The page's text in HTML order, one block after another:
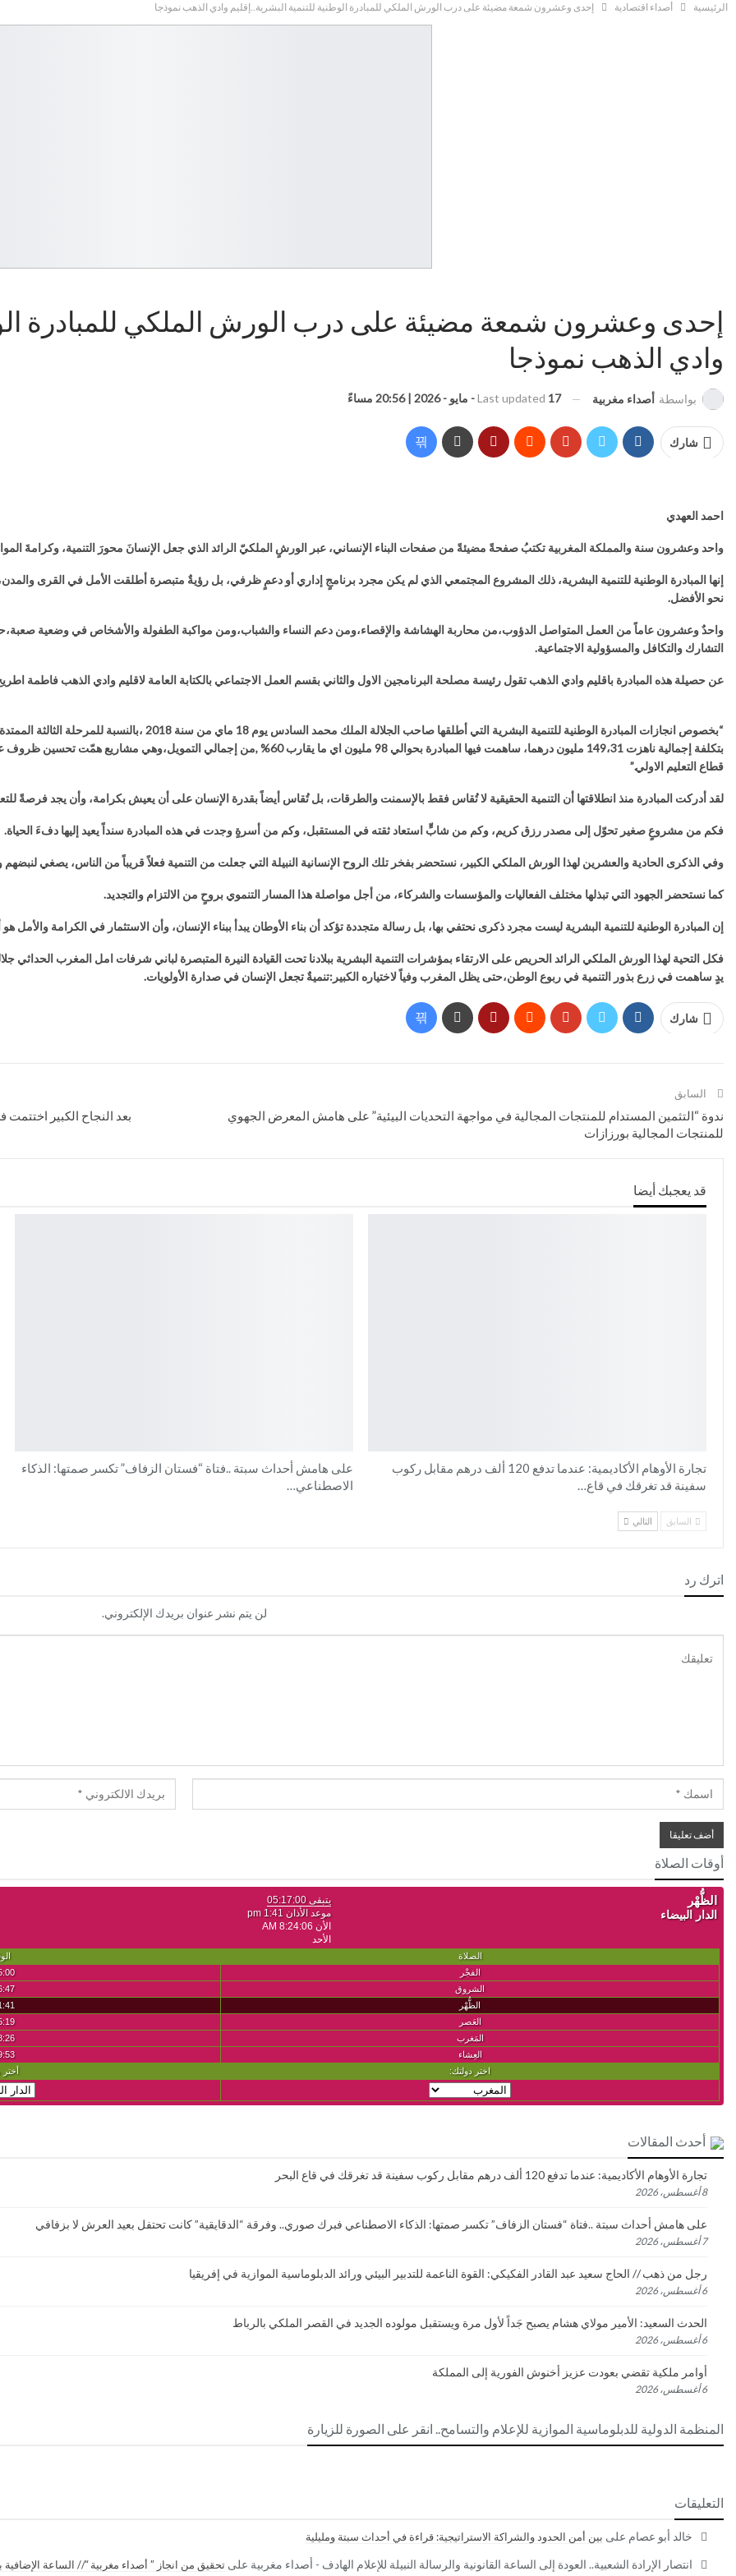
الرئيسية أصداء اقتصادية إحدى وعشرون شمعة مضيئة على درب الورش الملكي للمبادرة الوطنية للتنمية البشرية..إقليم وادي الذهب نموذجا
إحدى وعشرون شمعة مضيئة على درب الورش الملكي للمبادرة
وادي الذهب نموذجا
بواسطة أصداء مغربية Last updated 17 - مايو - 2026 | 20:56 مساءً
شارك
احمد العهدي
واحد وعشرون سنة والمملكة المغربية تكتبُ صفحةً مضيئةً من صفحات البناء الإنساني، عبر الورشٍ الملكيّ الرائد الذي جعل الإنسانَ محورَ التنمية، وكرامةَ
إنها المبادرة الوطنية للتنمية البشرية، ذلك المشروع المجتمعي الذي لم يكن مجرد برنامجٍ إداري أو دعمٍ ظرفي، بل رؤيةٌ متبصرة أطلقت الأمل في القرى
نحو الأفضل.
واحدٌ وعشرون عاماً من العمل المتواصل الدؤوب،من محاربة الهشاشة والإقصاء،ومن دعم النساء والشباب،ومن مواكبة الطفولة والأشخاص في وضعية
التشارك والتكافل والمسؤولية الاجتماعية.
عن حصيلة هذه المبادرة باقليم وادي الذهب تقول رئيسة مصلحة البرنامجين الاول والثاني بقسم العمل الاجتماعي بالكتابة العامة لاقليم وادي الذهب فاطمة
بتكلفة إجمالية ناهزت 149،31 مليون درهما، ساهمت فيها المبادرة بحوالي 98 مليون اي ما
قطاع التعليم الاولي.”
لقد أدركت المبادرة منذ انطلاقتها أن التنمية الحقيقية لا تُقاس فقط بالإسمنت والطرقات، بل تُقاس أيضاً بقدرة الإنسان على أن يعيش بكرامة، وأن يجد فرصةً
فكم من مشروعٍ صغير تحوّل إلى مصدر رزق كريم، وكم من شابٍّ استعاد ثقته في المستقبل، وكم من أسرةٍ وجدت في هذه المبادرة سنداً يعيد إليها دفءَ الحياة.
وفي الذكرى الحادية والعشرين لهذا الورش الملكي الكبير، نستحضر بفخر تلك الروح الإنسانية النبيلة التي جعلت من التنمية فعلاً قريباً من الناس، يصغي لنبضهم
كما نستحضر الجهود التي تبذلها مختلف الفعاليات والمؤسسات والشركاء، من أجل مواصلة هذا المسار التنموي بروحٍ من الالتزام والتجديد.
إن المبادرة الوطنية للتنمية البشرية ليست مجرد ذكرى نحتفي بها، بل رسالة متجددة تؤكد أن بناء الأوطان يبدأ ببناء الإنسان، وأن الاستثمار في الكرامة والأمل
فكل التحية لهذا الورش الملكي الرائد الحريص على الارتقاء بمؤشرات التنمية البشرية ببلادنا تحت القيادة النيرة المتبصرة لباني شرفات امل المغرب
يدٍ ساهمت في زرع بذور التنمية في ربوع الوطن،حتى يظل المغرب وفياً لاختياره الكبير:تنميةٌ تجعل الإنسان في صدارة الأولويات.
شارك
السابق
ندوة “التثمين المستدام للمنتجات المجالية في مواجهة التحديات البيئية” على هامش المعرض الجهوي
للمنتجات المجالية بورزازات
بعد النجاح الكبير
قد يعجبك أيضا
تجارة الأوهام الأكاديمية: عندما تدفع 120 ألف درهم مقابل ركوب
سفينة قد تغرقك في قاع…
على هامش أحداث سبتة ..فتاة “فستان الزفاف” تكسر صمتها: الذكاء
الاصطناعي…
السابق التالي
اترك رد
لن يتم نشر عنوان بريدك الإلكتروني.
أوقات الصلاة
أحدث المقالات
تجارة الأوهام الأكاديمية: عندما تدفع 120 ألف درهم مقابل ركوب سفينة قد تغرقك في قاع البحر
8 أغسطس، 2026
على هامش أحداث سبتة ..فتاة “فستان الزفاف” تكسر صمتها: الذكاء الاصطناعي فبرك صوري.. وفرقة “الدقايقية” كانت تحتفل بعيد العرش لا بزفافي
7 أغسطس، 2026
رجل من ذهب // الحاج سعيد عبد القادر الفكيكي: القوة الناعمة للتدبير البيئي ورائد الدبلوماسية الموازية في إفريقيا
6 أغسطس، 2026
الحدث السعيد: الأمير مولاي هشام يصبح جَداً لأول مرة ويستقبل مولوده الجديد في القصر الملكي بالرباط
6 أغسطس، 2026
أوامر ملكية تقضي بعودت عزيز أخنوش الفورية إلى المملكة
6 أغسطس، 2026
المنظمة الدولية للدبلوماسية الموازية للإعلام والتسامح.. انقر على الصورة للزيارة
التعليقات
خالد أبو عصام على بين أمن الحدود والشراكة الاستراتيجية: قراءة في أحداث سبتة ومليلية
انتصار الإرادة الشعبية.. العودة إلى الساعة القانونية والرسالة النبيلة للإعلام الهادف - أصداء مغربية على تحقيق من انجاز ” أصداء مغربية “// الساعة